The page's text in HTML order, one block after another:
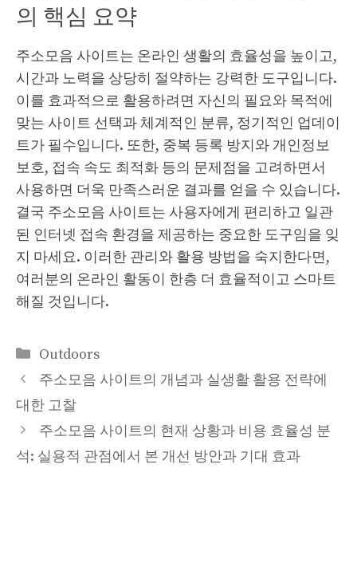
의 핵심 요약
주소모음 사이트는 온라인 생활의 효율성을 높이고,
시간과 노력을 상당히 절약하는 강력한 도구입니다.
이를 효과적으로 활용하려면 자신의 필요와 목적에
맞는 사이트 선택과 체계적인 분류, 정기적인 업데이
트가 필수입니다. 또한, 중복 등록 방지와 개인정보
보호, 접속 속도 최적화 등의 문제점을 고려하면서
사용하면 더욱 만족스러운 결과를 얻을 수 있습니다.
결국 주소모음 사이트는 사용자에게 편리하고 일관
된 인터넷 접속 환경을 제공하는 중요한 도구임을 잊
지 마세요. 이러한 관리와 활용 방법을 숙지한다면,
여러분의 온라인 활동이 한층 더 효율적이고 스마트
해질 것입니다.
카
테
고
리
Outdoors
주소모음 사이트의 개념과 실생활 활용 전략에
대한 고찰
주소모음 사이트의 현재 상황과 비용 효율성 분
석: 실용적 관점에서 본 개선 방안과 기대 효과